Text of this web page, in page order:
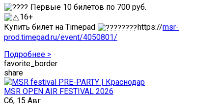
Первые 10 билетов по 700 руб.
16+
Купить билет на Timepad
https://msr-
prod.timepad.ru/event/4050801/
Подробнее >
favorite_border
share
MSR OPEN AIR FESTIVAL 2026
Сб, 15 Авг